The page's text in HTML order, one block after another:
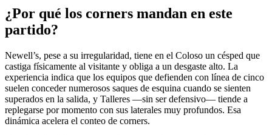
¿Por qué los corners mandan en este
partido?
Newell’s, pese a su irregularidad, tiene en el Coloso un césped que
castiga físicamente al visitante y obliga a un desgaste alto. La
experiencia indica que los equipos que defienden con línea de cinco
suelen conceder numerosos saques de esquina cuando se sienten
superados en la salida, y Talleres —sin ser defensivo— tiende a
replegarse por momento con sus laterales muy profundos. Esa
dinámica acelera el conteo de corners.